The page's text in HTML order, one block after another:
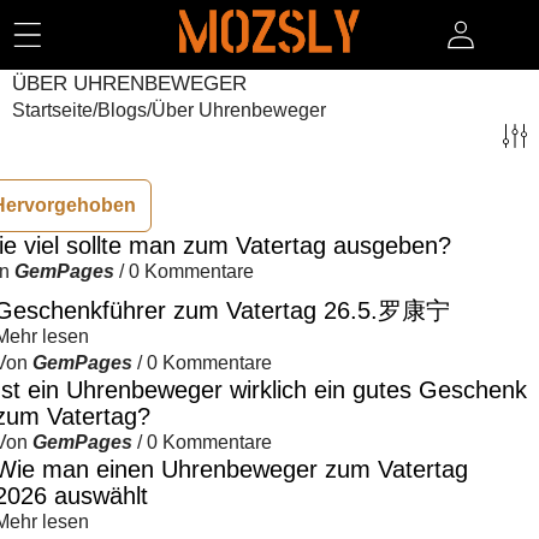
ÜBER UHRENBEWEGER
Startseite/Blogs/Über Uhrenbeweger
viel sollte man zum Vatertag ausgeben?
GemPages / 0 Kommentare
zum Vatertag 26.5.罗康宁
lesen
GemPages / 0 Kommentare
ein Uhrenbeweger wirklich ein gutes Geschenk
Vatertag?
GemPages / 0 Kommentare
man einen Uhrenbeweger zum Vatertag
auswählt
lesen